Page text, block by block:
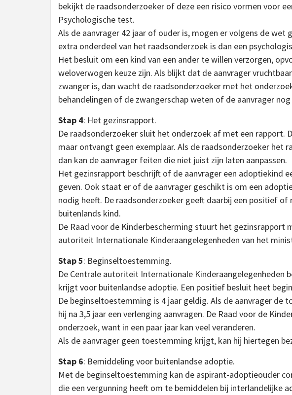
bekijkt de raadsonderzoeker of deze een risico vormen voor
Psychologische test.
Als de aanvrager 42 jaar of ouder is, mogen er volgens de wet
extra onderdeel van het raadsonderzoek is dan een
Het besluit om een kind van een ander te willen verzorgen,
weloverwogen keuze zijn. Als blijkt dat de aanvrager
zwanger is, dan wacht de raadsonderzoeker met het
behandelingen of de zwangerschap weten of de aanvrager
Stap 4: Het gezinsrapport.
De raadsonderzoeker sluit het onderzoek af met een rapport.
maar ontvangt geen exemplaar. Als de raadsonderzoeker het
dan kan de aanvrager feiten die niet juist zijn laten aanpassen.
Het gezinsrapport beschrijft of de aanvrager een adoptiekind
geven. Ook staat er of de aanvrager geschikt is om een
nodig heeft. De raadsonderzoeker geeft daarbij een positief
buitenlands kind.
De Raad voor de Kinderbescherming stuurt het gezinsrapport
autoriteit Internationale Kinderaangelegenheden van het
Stap 5: Beginseltoestemming.
De Centrale autoriteit Internationale Kinderaangelegenheden
krijgt voor buitenlandse adoptie. Een positief besluit heet
De beginseltoestemming is 4 jaar geldig. Als de aanvrager de
hij na 3,5 jaar een verlenging aanvragen. De Raad voor de
onderzoek, want in een paar jaar kan veel veranderen.
Als de aanvrager geen toestemming krijgt, kan hij hiertegen
Stap 6: Bemiddeling voor buitenlandse adoptie.
Met de beginseltoestemming kan de aspirant-adoptieouder
die een vergunning heeft om te bemiddelen bij interlandelijke